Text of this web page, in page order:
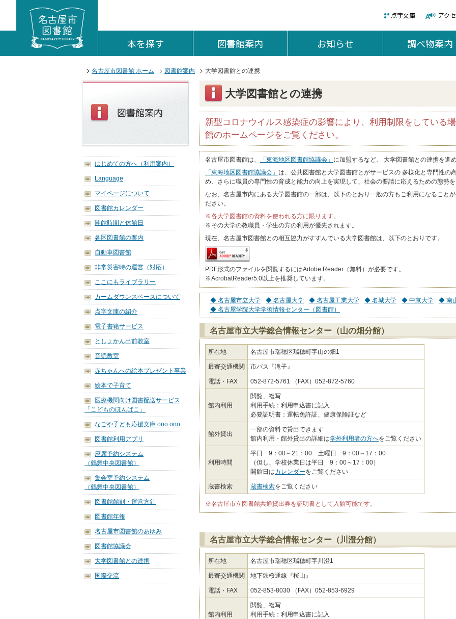
ここからサイト内共通メニューです。
サイト内共通メニューをスキップする
点字文庫 アク
本を探す 図書館案内 お知らせ 調べ物案内
サイト内共通メニューここまで。
名古屋市図書館 ホーム
図書館案内 大学図書館との連携
はじめての方へ（利用案内）
Language
マイページについて
図書館カレンダー
開館時間と休館日
各区図書館の案内
自動車図書館
非常災害時の運営（対応）
ここにもライブラリー
カームダウンスペースについて
点字文庫の紹介
電子書籍サービス
としょかん出前教室
音読教室
赤ちゃんへの絵本プレゼント事業
絵本で子育て
医療機関向け図書配送サービス
「こどものほんばこ」
なごや子ども応援文庫 ono ono
図書館利用アプリ
座席予約システム
（鶴舞中央図書館）
集会室予約システム
（鶴舞中央図書館）
図書館館則・運営方針
図書館年報
名古屋市図書館のあゆみ
図書館協議会
大学図書館との連携
国際交流
大学図書館との連携
新型コロナウイルス感染症の影響により、利用制限をしている
館のホームページをご覧ください。
名古屋市図書館は、 「東海地区図書館協議会」 に加盟するなど、 大学図書館との連携を進め
「東海地区図書館協議会」 は、公共図書館と大学図書館とがサービスの 多様化と専門性の
め、さらに職員の専門性の育成と能力の向上を実現して、社会の要請に応えるための態勢
なお、名古屋市内にある大学図書館の一部は、以下のとおり一般の方もご利用になること
ださい。
※各大学図書館の資料を使われる方に限ります。
※その大学の教職員・学生の方の利用が優先されます。
現在、名古屋市図書館との相互協力がすすんでいる大学図書館は、以下のとおりです。
PDF形式のファイルを閲覧するにはAdobe Reader（無料）が必要です。
※AcrobatReader5.0以上を推奨しています。
◆ 名古屋市立大学 ◆ 名古屋大学 ◆ 名古屋工業大学 ◆ 名城大学 ◆ 中京大学 ◆ 南
◆ 名古屋学院大学学術情報センター（図書館）
名古屋市立大学総合情報センター（山の畑分館）
所在地 名古屋市瑞穂区瑞穂町字山の畑1
最寄交通機関 市バス『滝子』
電話・FAX 052-872-5761 （FAX）052-872-5760
館内利用
閲覧、複写
利用手続：利用申込書に記入
必要証明書：運転免許証、健康保険証など
館外貸出
一部の資料で貸出できます
館内利用・館外貸出の詳細は学外利用者の方へをご覧ください
利用時間
平日 9：00～21：00 土曜日 9：00～17：00
（但し、学校休業日は平日 9：00～17：00）
開館日はカレンダーをご覧ください
蔵書検索 蔵書検索をご覧ください
※名古屋市立図書館共通貸出券を証明書として入館可能です。
名古屋市立大学総合情報センター（川澄分館）
所在地 名古屋市瑞穂区瑞穂町字川澄1
最寄交通機関 地下鉄桜通線『桜山』
電話・FAX 052-853-8030 （FAX）052-853-6929
館内利用
閲覧、複写
利用手続：利用申込書に記入